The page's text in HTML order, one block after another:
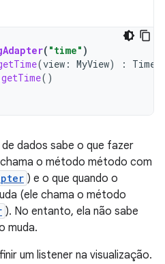
( "time" )
(view : MyView) : Time
getTime()
dados sabe o que fazer
o método método com
) e o que quando o
(ele chama o método
). No entanto, ela não sabe
muda.
um listener na visualização.